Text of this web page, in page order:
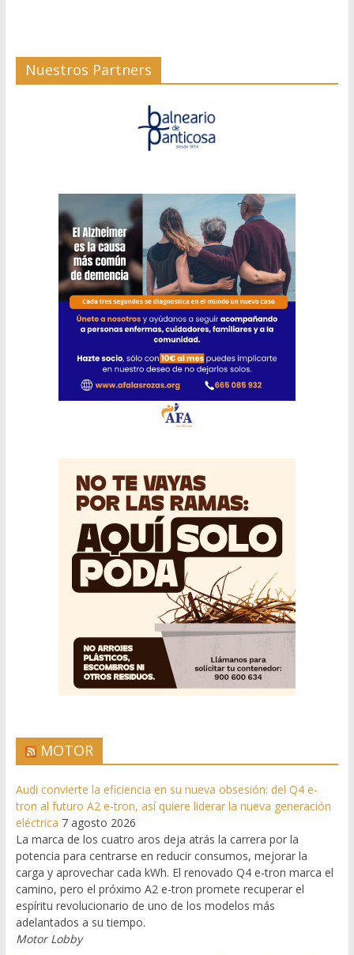
Nuestros Partners
MOTOR
Audi convierte la eficiencia en su nueva obsesión: del Q4 e-
tron al futuro A2 e-tron, así quiere liderar la nueva generación
eléctrica 7 agosto 2026
La marca de los cuatro aros deja atrás la carrera por la
potencia para centrarse en reducir consumos, mejorar la
carga y aprovechar cada kWh. El renovado Q4 e-tron marca el
camino, pero el próximo A2 e-tron promete recuperar el
espíritu revolucionario de uno de los modelos más
adelantados a su tiempo.
Motor Lobby